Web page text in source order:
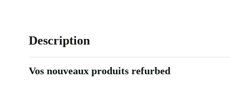
Description
Vos nouveaux produits refurbed